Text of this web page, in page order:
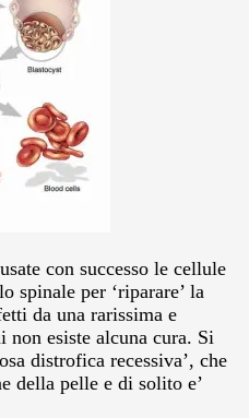
con successo le cellule
spinale per ‘riparare’ la
da una rarissima e
non esiste alcuna cura. Si
distrofica recessiva’, che
della pelle e di solito e’